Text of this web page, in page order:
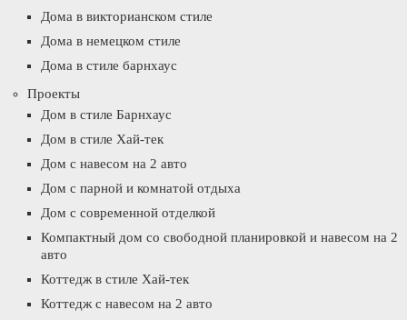
Дома в викторианском стиле
Дома в немецком стиле
Дома в стиле барнхаус
Проекты
Дом в стиле Барнхаус
Дом в стиле Хай-тек
Дом с навесом на 2 авто
Дом с парной и комнатой отдыха
Дом с современной отделкой
Компактный дом со свободной планировкой и навесом на 2
авто
Коттедж в стиле Хай-тек
Коттедж с навесом на 2 авто